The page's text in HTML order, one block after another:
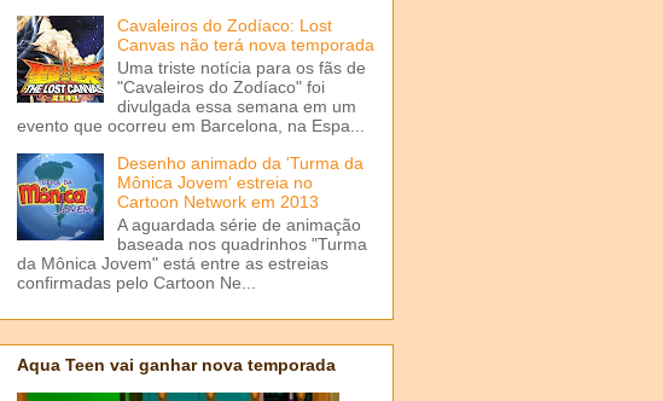
Cavaleiros do Zodíaco: Lost
Canvas não terá nova temporada
Uma triste notícia para os fãs de
"Cavaleiros do Zodíaco" foi
divulgada essa semana em um
evento que ocorreu em Barcelona, na Espa...
Desenho animado da 'Turma da
Mônica Jovem' estreia no
Cartoon Network em 2013
A aguardada série de animação
baseada nos quadrinhos "Turma
da Mônica Jovem" está entre as estreias
confirmadas pelo Cartoon Ne...
Aqua Teen vai ganhar nova temporada